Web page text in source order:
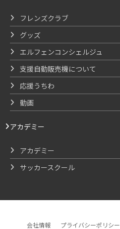
フレンズクラブ
グッズ
エルフェンコンシェルジュ
支援自動販売機について
応援うちわ
動画
アカデミー
アカデミー
サッカースクール
会社情報 プライバシーポリシー